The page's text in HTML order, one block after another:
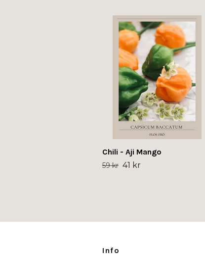
Chili - Aji Mango
59 kr 41 kr
Info